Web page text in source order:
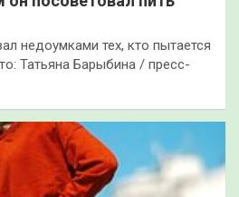
недоумками тех, кто пытается
Татьяна Барыбина / пресс-